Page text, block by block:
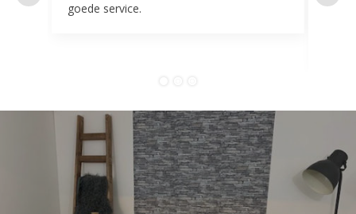
goede service.
door